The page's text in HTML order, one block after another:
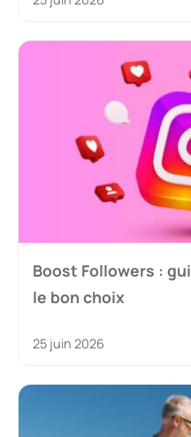
Boost Followers :
le bon choix
25 juin 2026